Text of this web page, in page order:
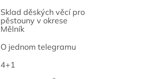
Sklad děských věcí pro
pěstouny v okrese
Mělník
O jednom telegramu
4+1